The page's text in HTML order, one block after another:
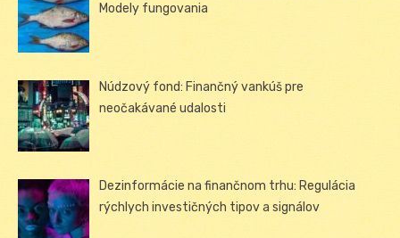
Modely fungovania
Núdzový fond: Finančný vankúš pre
neočakávané udalosti
Dezinformácie na finančnom trhu: Regulácia
rýchlych investičných tipov a signálov